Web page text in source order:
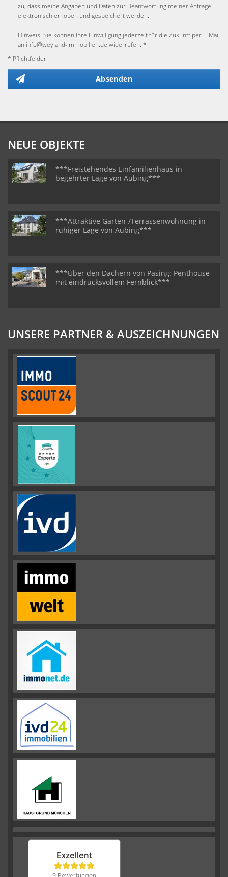
zu, dass meine Angaben und Daten zur Beantwortung meiner Anfrage
elektronisch erhoben und gespeichert werden.
Hinweis: Sie können Ihre Einwilligung jederzeit für die Zukunft per E-Mail
an info@weyland-immobilien.de widerrufen. *
* Pflichtfelder
Absenden
NEUE OBJEKTE
***Freistehendes Einfamilienhaus in
begehrter Lage von Aubing***
***Attraktive Garten-/Terrassenwohnung in
ruhiger Lage von Aubing***
***Über den Dächern von Pasing: Penthouse
mit eindrucksvollem Fernblick***
UNSERE PARTNER & AUSZEICHNUNGEN